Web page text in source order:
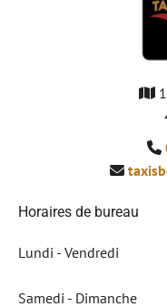



Horaires de bureau
Lundi - Vendredi
Samedi - Dimanche